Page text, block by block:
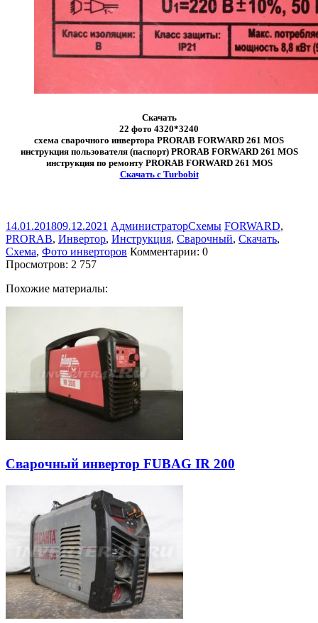
Скачать
22 фото 4320*3240
схема сварочного инвертора PRORAB FORWARD 261 MOS
инструкция пользователя (паспорт) PRORAB FORWARD 261 MOS
инструкция по ремонту PRORAB FORWARD 261 MOS
Скачать с Turbobit
14.01.201809.12.2021 АдминистраторСхемы FORWARD,
PRORAB, Инвертор, Инструкция, Сварочный, Скачать,
Схема, Фото инверторов Комментарии: 0
Просмотров: 2 757
Похожие материалы:
Сварочный инвертор FUBAG IR 200